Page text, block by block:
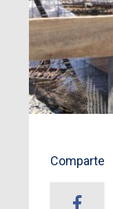
Comparte